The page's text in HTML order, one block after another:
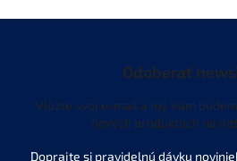
Odoberať
Vložte svoj e-mail a my Vám
nových produktoch na